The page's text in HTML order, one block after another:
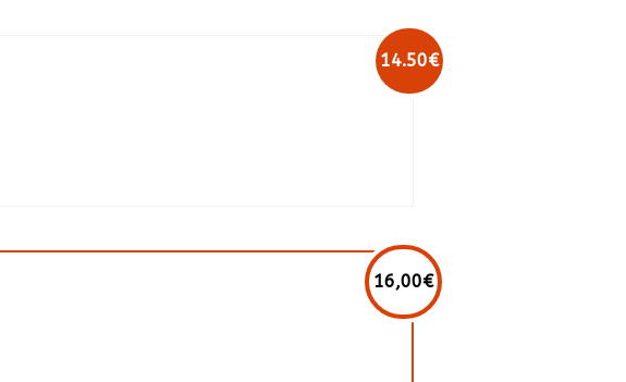
14.50€
16,00€